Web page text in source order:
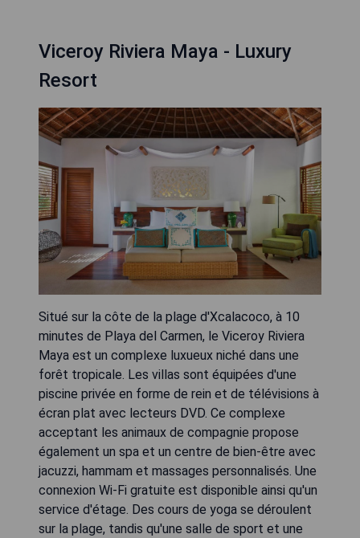
Viceroy Riviera Maya - Luxury
Resort
Situé sur la côte de la plage d'Xcalacoco, à 10
minutes de Playa del Carmen, le Viceroy Riviera
Maya est un complexe luxueux niché dans une
forêt tropicale. Les villas sont équipées d'une
piscine privée en forme de rein et de télévisions à
écran plat avec lecteurs DVD. Ce complexe
acceptant les animaux de compagnie propose
également un spa et un centre de bien-être avec
jacuzzi, hammam et massages personnalisés. Une
connexion Wi-Fi gratuite est disponible ainsi qu'un
service d'étage. Des cours de yoga se déroulent
sur la plage, tandis qu'une salle de sport et une